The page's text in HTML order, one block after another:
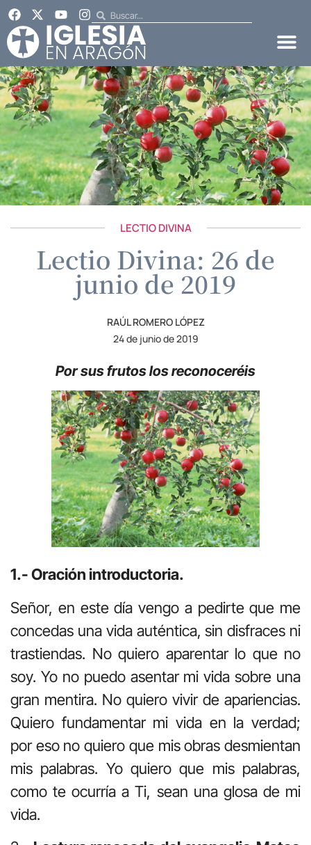
LECTIO DIVINA
Lectio Divina: 26 de
junio de 2019
RAÚL ROMERO LÓPEZ
24 de junio de 2019
Por sus frutos los reconoceréis
1.- Oración introductoria.
Señor, en este día vengo a pedirte que me
concedas una vida auténtica, sin disfraces ni
trastiendas. No quiero aparentar lo que no
soy. Yo no puedo asentar mi vida sobre una
gran mentira. No quiero vivir de apariencias.
Quiero fundamentar mi vida en la verdad;
por eso no quiero que mis obras desmientan
mis palabras. Yo quiero que mis palabras,
como te ocurría a Ti, sean una glosa de mi
vida.